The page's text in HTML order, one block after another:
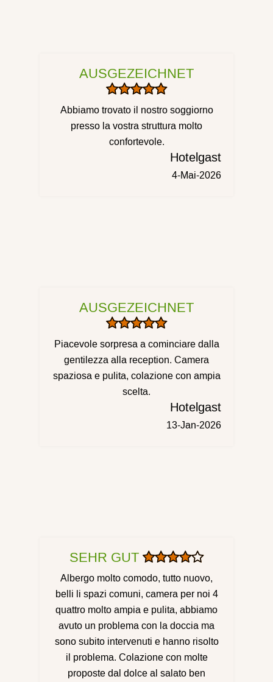
AUSGEZEICHNET
Abbiamo trovato il nostro soggiorno
presso la vostra struttura molto
confortevole.
Hotelgast
4-Mai-2026
AUSGEZEICHNET
Piacevole sorpresa a cominciare dalla
gentilezza alla reception. Camera
spaziosa e pulita, colazione con ampia
scelta.
Hotelgast
13-Jan-2026
SEHR GUT
Albergo molto comodo, tutto nuovo,
belli li spazi comuni, camera per noi 4
quattro molto ampia e pulita, abbiamo
avuto un problema con la doccia ma
sono subito intervenuti e hanno risolto
il problema. Colazione con molte
proposte dal dolce al salato ben